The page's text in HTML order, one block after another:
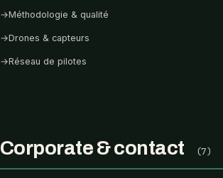
→Méthodologie & qualité
→Drones & capteurs
→Réseau de pilotes
Corporate & contact (7)